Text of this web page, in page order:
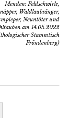
Menden: Feldschwirle,
Waldlaubsänger,
Neuntöter und
am 14.05.2022
Stammtisch
Fröndenberg)